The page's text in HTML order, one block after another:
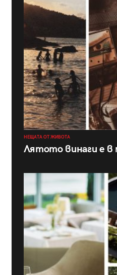
НЕЩАТА ОТ ЖИВОТА
Лятото винаги е в